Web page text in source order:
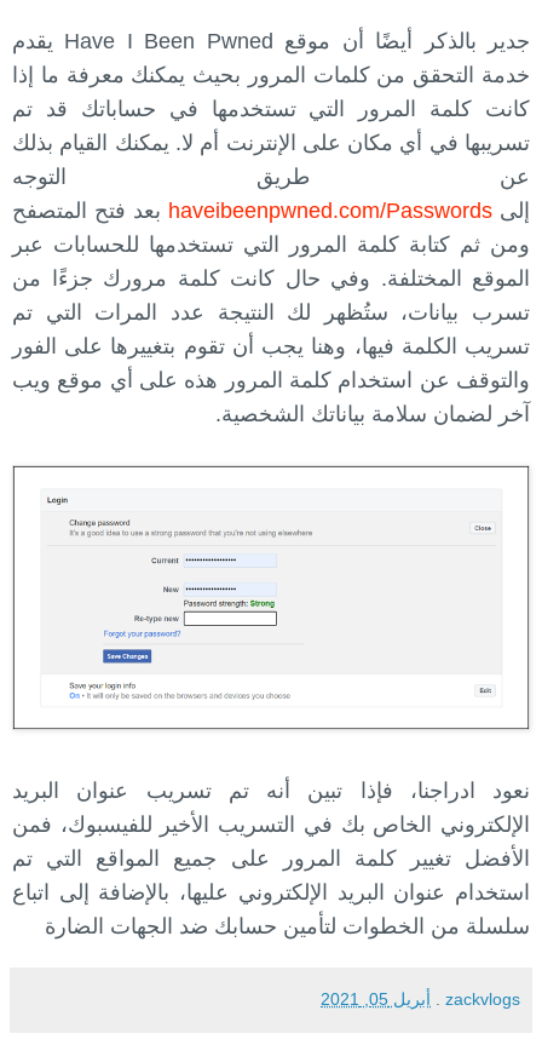
جدير بالذكر أيضًا أن موقع Have I Been Pwned يقدم
خدمة التحقق من كلمات المرور بحيث يمكنك معرفة ما إذا
كانت كلمة المرور التي تستخدمها في حساباتك قد تم
تسريبها في أي مكان على الإنترنت أم لا. يمكنك القيام بذلك
عن طريق التوجه
إلى haveibeenpwned.com/Passwords بعد فتح المتصفح
ومن ثم كتابة كلمة المرور التي تستخدمها للحسابات عبر
الموقع المختلفة. وفي حال كانت كلمة مرورك جزءًا من
تسرب بيانات، ستُظهر لك النتيجة عدد المرات التي تم
تسريب الكلمة فيها، وهنا يجب أن تقوم بتغييرها على الفور
والتوقف عن استخدام كلمة المرور هذه على أي موقع ويب
آخر لضمان سلامة بياناتك الشخصية.
نعود ادراجنا، فإذا تبين أنه تم تسريب عنوان البريد
الإلكتروني الخاص بك في التسريب الأخير للفيسبوك، فمن
الأفضل تغيير كلمة المرور على جميع المواقع التي تم
استخدام عنوان البريد الإلكتروني عليها، بالإضافة إلى اتباع
سلسلة من الخطوات لتأمين حسابك ضد الجهات الضارة
zackvlogs أبريل 05, 2021